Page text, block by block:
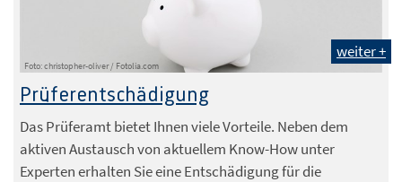
Foto: christopher-oliver / Fotolia.com
weiter +
Prüferentschädigung
Das Prüferamt bietet Ihnen viele Vorteile. Neben dem
aktiven Austausch von aktuellem Know-How unter
Experten erhalten Sie eine Entschädigung für die